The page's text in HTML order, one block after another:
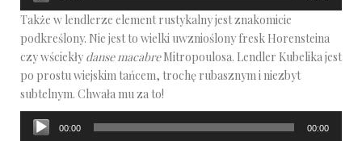
plików
dźwiękowych
Także w lendlerze element rustykalny jest znakomicie
podkreślony. Nie jest to wielki uwznioślony fresk Horensteina
czy wściekły danse macabreMitropoulosa. Lendler Kubelika jest
po prostu wiejskim tańcem, trochę rubasznym i niezbyt
subtelnym. Chwała mu za to!
Odtwarzacz
00:00 00:00